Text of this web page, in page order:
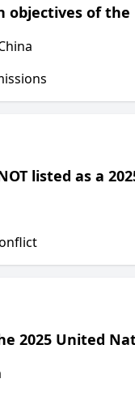
objectives of
listed as a
2025 United